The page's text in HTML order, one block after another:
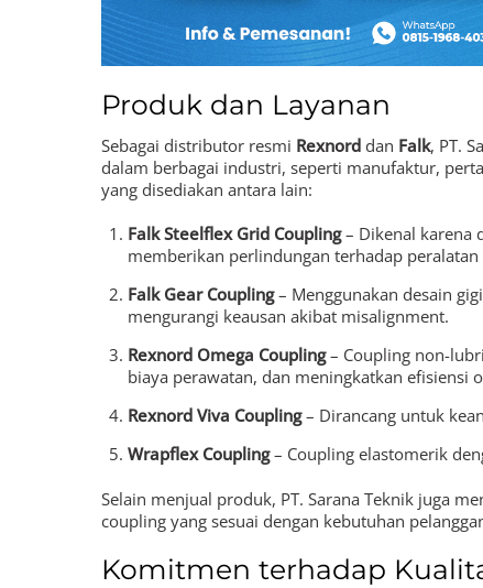
Produk dan Layanan
Sebagai distributor resmi Rexnord dan Falk, PT.
dalam berbagai industri, seperti manufaktur,
yang disediakan antara lain:
Falk Steelflex Grid Coupling– Dikenal karena
memberikan perlindungan terhadap
Falk Gear Coupling– Menggunakan desain
mengurangi keausan akibat misalignment.
Rexnord Omega Coupling– Coupling non-
biaya perawatan, dan meningkatkan efisiensi
Rexnord Viva Coupling– Dirancang untuk
Wrapflex Coupling– Coupling elastomerik
Selain menjual produk, PT. Sarana Teknik juga
coupling yang sesuai dengan kebutuhan
Komitmen terhadap